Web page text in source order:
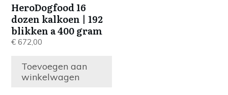
HeroDogfood 16
dozen kalkoen | 192
blikken a 400 gram
€ 672,00
Toevoegen aan
winkelwagen